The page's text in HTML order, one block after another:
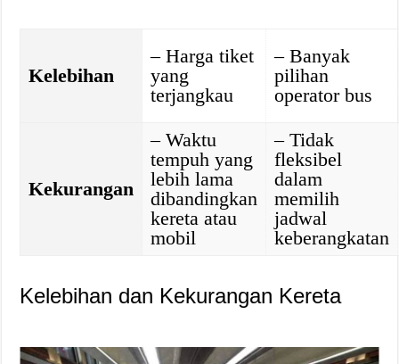
Kelebihan
– Harga tiket
yang
terjangkau
– Banyak
pilihan
operator bus
Kekurangan
– Waktu
tempuh yang
lebih lama
dibandingkan
kereta atau
mobil
– Tidak
fleksibel
dalam
memilih
jadwal
keberangkatan
Kelebihan dan Kekurangan Kereta